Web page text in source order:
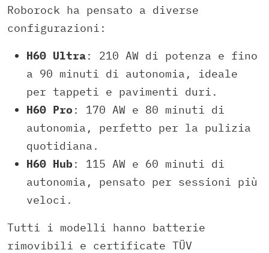
Roborock ha pensato a diverse
configurazioni:
H60 Ultra: 210 AW di potenza e fino
a 90 minuti di autonomia, ideale
per tappeti e pavimenti duri.
H60 Pro : 170 AW e 80 minuti di
autonomia, perfetto per la pulizia
quotidiana.
H60 Hub : 115 AW e 60 minuti di
autonomia, pensato per sessioni più
veloci.
Tutti i modelli hanno batterie
rimovibili e certificate TÜV